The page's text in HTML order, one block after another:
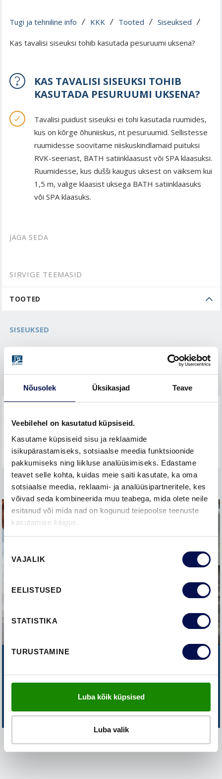
Nõusolek Üksikasjad Teave
Veebilehel on kasutatud küpsiseid.
Kasutame küpsiseid sisu ja reklaamide
isikupärastamiseks, sotsiaalse meedia funktsioonide
pakkumiseks ning liikluse analüüsimiseks. Edastame
teavet selle kohta, kuidas meie saiti kasutate, ka oma
sotsiaalse meedia, reklaami- ja analüüsipartneritele, kes
võivad seda kombineerida muu teabega, mida olete neile
esitanud või mida nad on kogunud teiepoolse teenuste
kasutamise käigus.
valik
VAJALIK
EELISTUSED
STATISTIKA
TURUSTAMINE
Luba kõik küpsised
Luba valik
Tugi ja tehniline info / KKK / Tooted / Siseuksed /
Kas tavalisi siseuksi tohib kasutada pesuruumi uksena?
KAS TAVALISI SISEUKSI TOHIB
KASUTADA PESURUUMI UKSENA?
Tavalisi puidust siseuksi ei tohi kasutada ruumides,
kus on kõrge õhuniiskus, nt pesuruumid. Sellistesse
ruumidesse soovitame niiskuskindlamaid puituksi
RVK-seeriast, BATH satiinklaasust või SPA klaasuksi.
Ruumidesse, kus dušši kaugus uksest on väiksem kui
1,5 m, valige klaasist uksega BATH satiinklaasuks
või SPA klaasuks.
JAGA SEDA
SIRVIGE TEEMASID
TOOTED
SISEUKSED
Välisuksed
VÕTKE MEIEGA ÜHENDUST